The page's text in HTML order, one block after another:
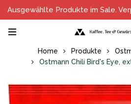
Ausgewählte Produkte im Sale.
Home Produkte
Ostmann Chili Bird's Eye,